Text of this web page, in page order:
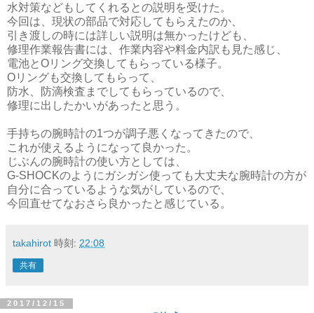
水対策などもしてくれるとの説明を受けた。
今回は、現状の部品で対応してもらえたのか、
引き渡しの時には詳しい説明は無かったけども、
修理作業報告書には、作業内容や料金内訳も見た感じ、
電池とOリング交換してもらっている様子。
Oリングも交換してもらって、
防水、防滴検査までしてもらっているので、
修理に出したかいがあったと思う。
手持ちの腕時計の1つが調子悪くなってきたので、
これが使えるようになって良かった。
じぶんの腕時計の使い方としては、
G-SHOCKのようにガシガシ使っても大丈夫な腕時計の方が
自分に合っているような気がしているので、
今回直せてなおさら良かったと感じている。
takahirot 時刻: 22:08
共有
2017/12/15